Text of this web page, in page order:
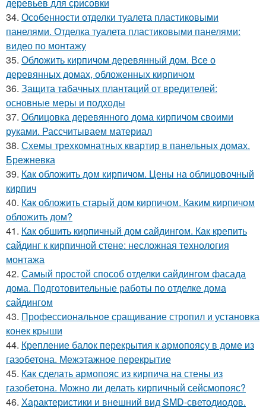
34. Особенности отделки туалета пластиковыми
панелями. Отделка туалета пластиковыми панелями:
видео по монтажу
35. Обложить кирпичом деревянный дом. Все о
деревянных домах, обложенных кирпичом
36. Защита табачных плантаций от вредителей:
основные меры и подходы
37. Облицовка деревянного дома кирпичом своими
руками. Рассчитываем материал
38. Схемы трехкомнатных квартир в панельных домах.
Брежневка
39. Как обложить дом кирпичом. Цены на облицовочный
кирпич
40. Как обложить старый дом кирпичом. Каким кирпичом
обложить дом?
41. Как обшить кирпичный дом сайдингом. Как крепить
сайдинг к кирпичной стене: несложная технология
монтажа
42. Самый простой способ отделки сайдингом фасада
дома. Подготовительные работы по отделке дома
сайдингом
43. Профессиональное сращивание стропил и установка
конек крыши
44. Крепление балок перекрытия к армопоясу в доме из
газобетона. Межэтажное перекрытие
45. Как сделать армопояс из кирпича на стены из
газобетона. Можно ли делать кирпичный сейсмопояс?
46. Характеристики и внешний вид SMD-светодиодов.